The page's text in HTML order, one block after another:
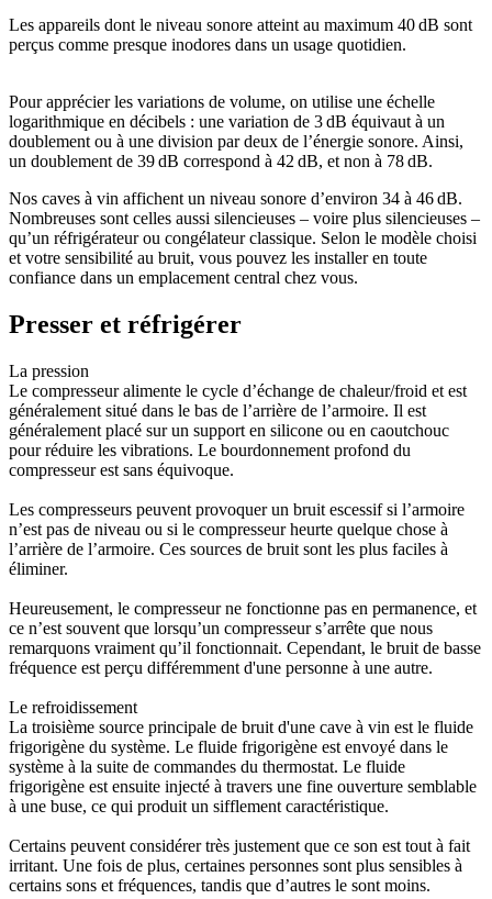
Les appareils dont le niveau sonore atteint au maximum 40 dB sont
perçus comme presque inodores dans un usage quotidien.
Pour apprécier les variations de volume, on utilise une échelle
logarithmique en décibels : une variation de 3 dB équivaut à un
doublement ou à une division par deux de l’énergie sonore. Ainsi,
un doublement de 39 dB correspond à 42 dB, et non à 78 dB.
Nos caves à vin affichent un niveau sonore d’environ 34 à 46 dB.
Nombreuses sont celles aussi silencieuses – voire plus silencieuses –
qu’un réfrigérateur ou congélateur classique. Selon le modèle choisi
et votre sensibilité au bruit, vous pouvez les installer en toute
confiance dans un emplacement central chez vous.
Presser et réfrigérer
La pression
Le compresseur alimente le cycle d’échange de chaleur/froid et est
généralement situé dans le bas de l’arrière de l’armoire. Il est
généralement placé sur un support en silicone ou en caoutchouc
pour réduire les vibrations. Le bourdonnement profond du
compresseur est sans équivoque.
Les compresseurs peuvent provoquer un bruit escessif si l’armoire
n’est pas de niveau ou si le compresseur heurte quelque chose à
l’arrière de l’armoire. Ces sources de bruit sont les plus faciles à
éliminer.
Heureusement, le compresseur ne fonctionne pas en permanence, et
ce n’est souvent que lorsqu’un compresseur s’arrête que nous
remarquons vraiment qu’il fonctionnait. Cependant, le bruit de basse
fréquence est perçu différemment d'une personne à une autre.
Le refroidissement
La troisième source principale de bruit d'une cave à vin est le fluide
frigorigène du système. Le fluide frigorigène est envoyé dans le
système à la suite de commandes du thermostat. Le fluide
frigorigène est ensuite injecté à travers une fine ouverture semblable
à une buse, ce qui produit un sifflement caractéristique.
Certains peuvent considérer très justement que ce son est tout à fait
irritant. Une fois de plus, certaines personnes sont plus sensibles à
certains sons et fréquences, tandis que d’autres le sont moins.